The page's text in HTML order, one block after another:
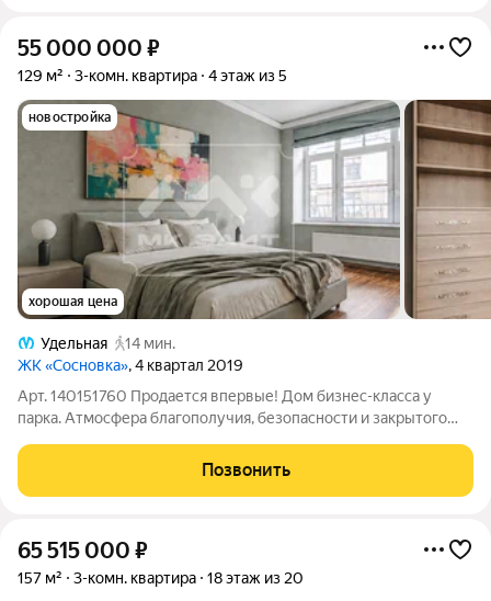
55 000 000 ₽
129 м² 3-комн. квартира 4 этаж из 5
новостройка
хорошая цена
Удельная
14 мин.
ЖК «Сосновка», 4 квартал 2019
Арт. 140151760 Продается впервые! Дом бизнес-класса у
парка. Атмосфера благополучия, безопасности и закрытого
районе - одном из экологически чистых районов города.
Вокруг микрорайона - парки и
Позвонить
65 515 000 ₽
157 м² 3-комн. квартира 18 этаж из 20